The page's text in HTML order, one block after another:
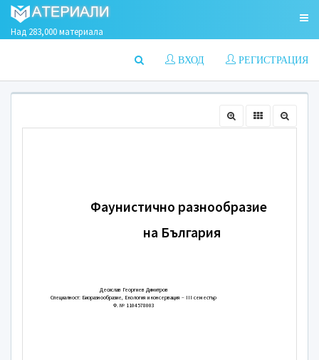
Над 283,000 материала
РЕГИСТРАЦИЯ
ВХОД